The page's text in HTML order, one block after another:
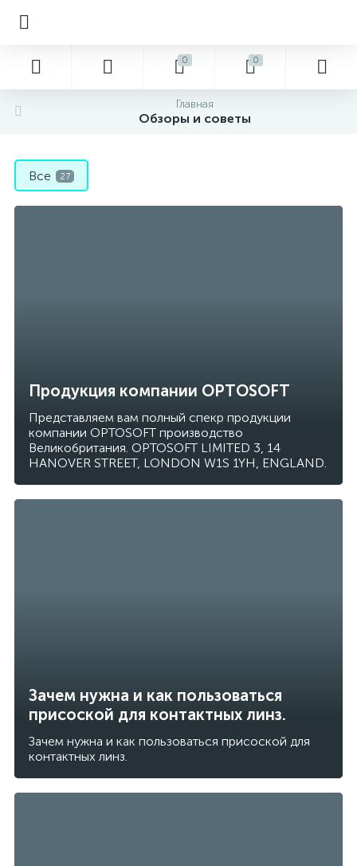
0 0
Главная
Обзоры и советы
Все 27
Продукция компании OPTOSOFT
Представляем вам полный спекр продукции
компании OPTOSOFT производство
Великобритания. OPTOSOFT LIMITED 3, 14
HANOVER STREET, LONDON W1S 1YH, ENGLAND.
Зачем нужна и как пользоваться
присоской для контактных линз.
Зачем нужна и как пользоваться присоской для
контактных линз.